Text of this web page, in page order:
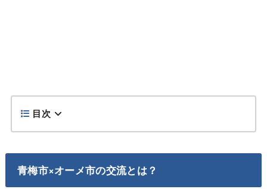
目次
青梅市×オーメ市の交流とは？